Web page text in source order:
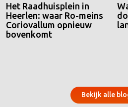
Het Raadhuisplein in
Heerlen: waar Ro-meins
Coriovallum opnieuw
bovenkomt
Bekijk alle